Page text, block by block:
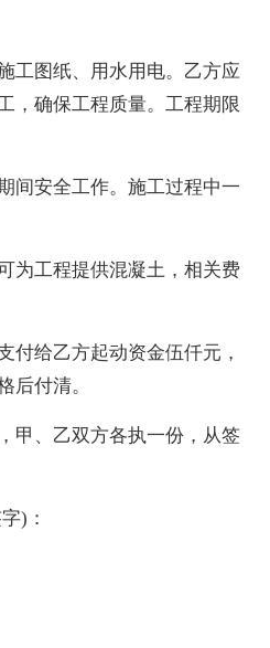
图纸、用水用电。乙方应
，确保工程质量。工程期限
安全工作。施工过程中一
工程提供混凝土，相关费
给乙方起动资金伍仟元，
后付清。
、乙双方各执一份，从签
)：